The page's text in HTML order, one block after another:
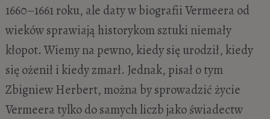
1660–1661 roku, ale daty w biografii Vermeera od
wieków sprawiają historykom sztuki niemały
kłopot. Wiemy na pewno, kiedy się urodził, kiedy
się ożenił i kiedy zmarł. Jednak, pisał o tym
Zbigniew Herbert, można by sprowadzić życie
Vermeera tylko do samych liczb jako świadectw